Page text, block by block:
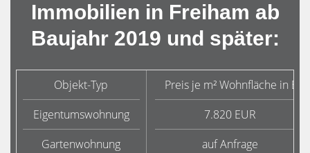
Immobilien in Freiham ab
Baujahr 2019 und später:
Objekt-Typ
Preis je m² Wohnfläche in
Eigentumswohnung
7.820 EUR
Gartenwohnung
auf Anfrage